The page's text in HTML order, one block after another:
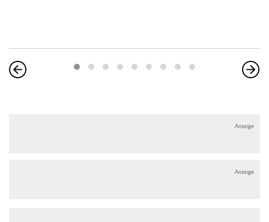
Anzeige
Anzeige